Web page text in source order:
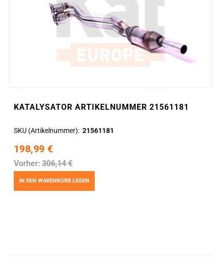
KATALYSATOR ARTIKELNUMMER 21561181
SKU (Artikelnummer) 21561181
198,99 €
Vorher: 306,14 €
IN DEN WARENKORB LEGEN